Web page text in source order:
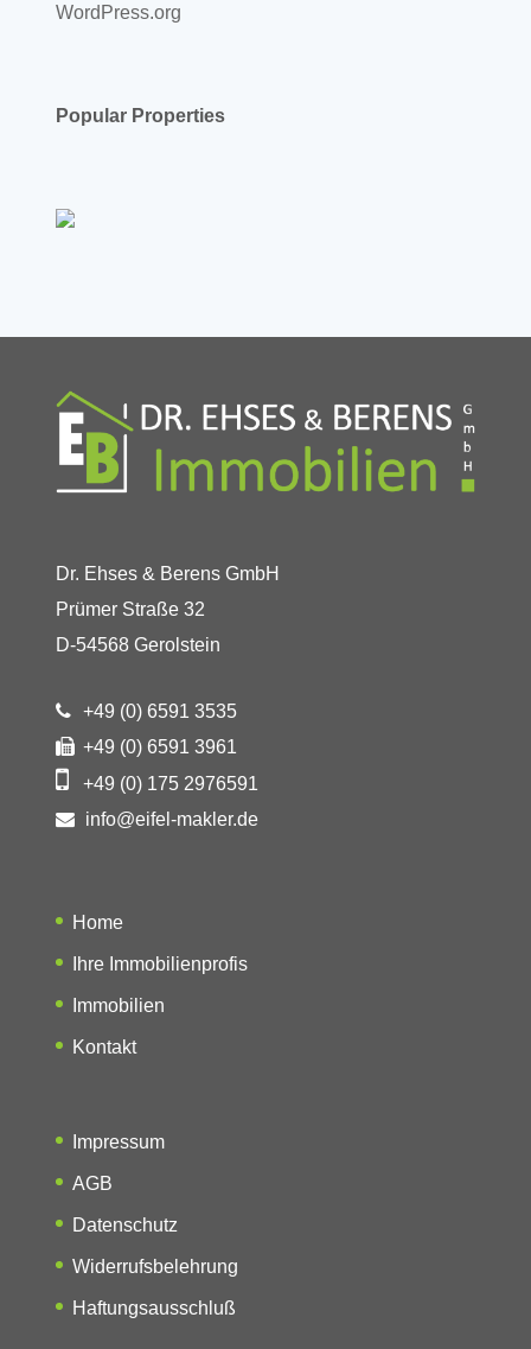
WordPress.org
Popular Properties
Dr. Ehses & Berens GmbH
Prümer Straße 32
D-54568 Gerolstein
+49 (0) 6591 3535
+49 (0) 6591 3961
+49 (0) 175 2976591
info@eifel-makler.de
Home
Ihre Immobilienprofis
Immobilien
Kontakt
Impressum
AGB
Datenschutz
Widerrufsbelehrung
Haftungsausschluß